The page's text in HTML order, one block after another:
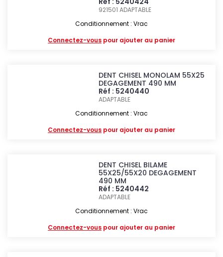
921501ADAPTABLE
Conditionnement : Vrac
Connectez-vous pour ajouter au panier
DENT CHISEL MONOLAM 55X25
DEGAGEMENT 490 MM
Réf : 5240440
ADAPTABLE
Conditionnement : Vrac
Connectez-vous pour ajouter au panier
DENT CHISEL BILAME
55X25/55X20 DEGAGEMENT
490 MM
Réf : 5240442
ADAPTABLE
Conditionnement : Vrac
Connectez-vous pour ajouter au panier